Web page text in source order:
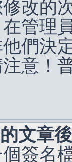
改的
管理
們決
意！
文章
簽名